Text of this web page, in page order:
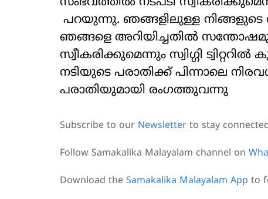
പറയുന്നു. ഞങ്ങളിലുള്ള നിങ്ങളുടെ
ഞങ്ങളെ അറിയിച്ചതിൽ
സ്വീകരിക്കുമെന്നും സ്വിഗ്ഗി ട്വിറ്ററിൽ
നടിയുടെ പരാതിക്ക് പിന്നാലെ
പരാതിയുമായി രം​ഗത്തുവന്നു
Subscribe to our Newsletter to stay
Follow Samakalika Malayalam channel on
Download the Samakalika Malayalam App to